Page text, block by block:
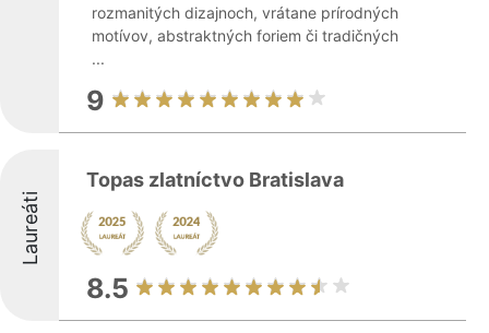
rozmanitých dizajnoch, vrátane prírodných
motívov, abstraktných foriem či tradičných
...
9
Laureáti
Topas zlatníctvo Bratislava
8.5